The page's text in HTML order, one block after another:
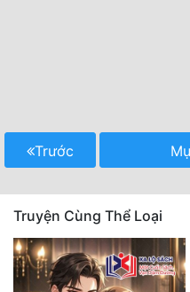
Trước
Truyện Cùng Thể Loại